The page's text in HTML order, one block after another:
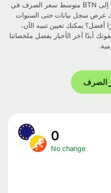
يستخدم مخططنا التفاعلي من EUR إلى BTN متوسط ​​سعر الصرف في
سجل بيانات حتى السنوات
يمكنك تعيين تنبيه الآن،
آخر الأخبار بفضل ملخصاتنا
No change